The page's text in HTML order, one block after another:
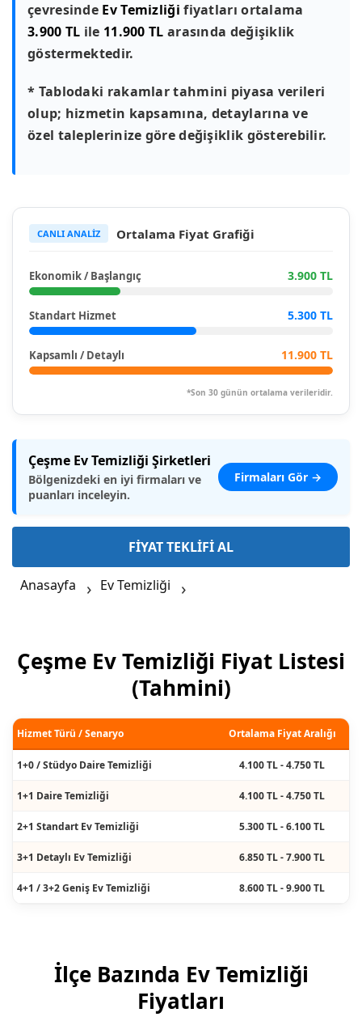
çevresinde Ev Temizliği fiyatları ortalama
3.900 TL ile 11.900 TL arasında değişiklik
göstermektedir.
* Tablodaki rakamlar tahmini piyasa verileri
olup; hizmetin kapsamına, detaylarına ve
özel taleplerinize göre değişiklik gösterebilir.
CANLI ANALİZ Ortalama Fiyat Grafiği
Ekonomik / Başlangıç 3.900 TL
Standart Hizmet 5.300 TL
Kapsamlı / Detaylı 11.900 TL
*Son 30 günün ortalama verileridir.
Çeşme Ev Temizliği Şirketleri
Bölgenizdeki en iyi firmaları ve
puanları inceleyin.
Firmaları Gör →
FİYAT TEKLİFİ AL
Anasayfa Ev Temizliği
Çeşme Ev Temizliği Fiyat Listesi
(Tahmini)
Hizmet Türü / Senaryo Ortalama Fiyat Aralığı
1+0 / Stüdyo Daire Temizliği 4.100 TL - 4.750 TL
1+1 Daire Temizliği 4.100 TL - 4.750 TL
2+1 Standart Ev Temizliği 5.300 TL - 6.100 TL
3+1 Detaylı Ev Temizliği 6.850 TL - 7.900 TL
4+1 / 3+2 Geniş Ev Temizliği 8.600 TL - 9.900 TL
İlçe Bazında Ev Temizliği
Fiyatları